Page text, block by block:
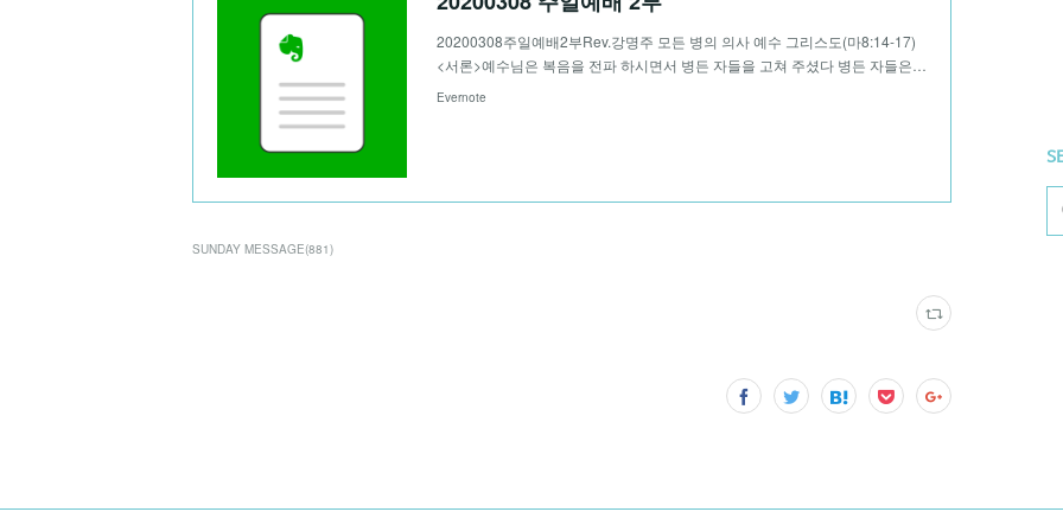
20200308주일예배2부Rev.강명주 모든 병의 의사 예수 그리스도(마8:14-17)
<서론>예수님은 복음을 전파 하시면서 병든 자들을 고쳐 주셨다 병든 자들은…
Evernote
SUNDAY MESSAGE(881)